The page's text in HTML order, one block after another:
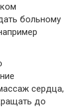
больному
сердца,
до